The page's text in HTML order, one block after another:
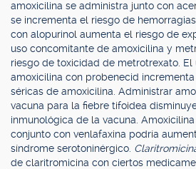
amoxicilina se administra junto con
se incrementa el riesgo de
con alopurinol aumenta el riesgo de
uso concomitante de amoxicilina y
riesgo de toxicidad de metrotrexato. El
amoxicilina con probenecid
séricas de amoxicilina. Administrar
vacuna para la fiebre tifoidea
inmunológica de la vacuna.
conjunto con venlafaxina podría
síndrome serotoninérgico.
de claritromicina con ciertos